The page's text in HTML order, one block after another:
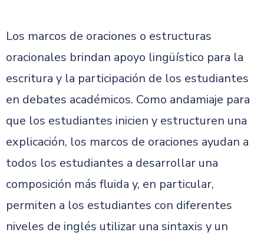
Los marcos de oraciones o estructuras
oracionales brindan apoyo lingüístico para la
escritura y la participación de los estudiantes
en debates académicos. Como andamiaje para
que los estudiantes inicien y estructuren una
explicación, los marcos de oraciones ayudan a
todos los estudiantes a desarrollar una
composición más fluida y, en particular,
permiten a los estudiantes con diferentes
niveles de inglés utilizar una sintaxis y un